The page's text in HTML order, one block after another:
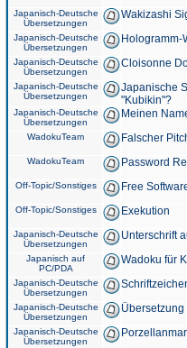
Japanisch-Deutsche
Übersetzungen
Wakizashi
Japanisch-Deutsche
Übersetzungen
Hologramm-
Japanisch-Deutsche
Übersetzungen
Cloisonne
Japanisch-Deutsche
Übersetzungen
Japanische
"Kubikin"?
Japanisch-Deutsche
Übersetzungen
Meinen
WadokuTeam Falscher
WadokuTeam Password
Off-Topic/Sonstiges Free
Off-Topic/Sonstiges Exekution
Japanisch-Deutsche
Übersetzungen
Unterschrift
Japanisch auf
PC/PDA
Wadoku für
Japanisch-Deutsche
Übersetzungen
Japanisch-Deutsche
Übersetzungen
Übersetzung
Japanisch-Deutsche
Übersetzungen